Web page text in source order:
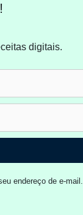
digitais.
endereço de e-mail.